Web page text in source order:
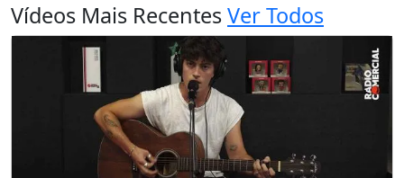
Vídeos Mais RecentesVer Todos